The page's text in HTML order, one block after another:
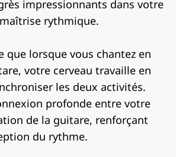
impressionnants dans votre
rythmique.
que lorsque vous chantez en
votre cerveau travaille en
les deux activités.
profonde entre votre
de la guitare, renforçant
du rythme.